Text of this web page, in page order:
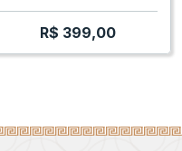
R$ 399,00